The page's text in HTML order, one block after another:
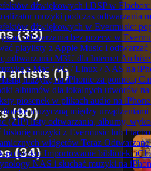
dźwiękowych i DSP w
muzyki podczas odtwarzania
dźwiękowych w Evermusic:
odtwarzania bez przerw w
playlisty z Apple Music i
odtwarzania M3U dla Internet
z Mac / PC / Linux / NAS na
muzykę na iPhonie za pomocą
albumów dla lokalnych utworów
piosenek w plikach audio na
muzyczną między
(ZIP) listy odtwarzania, albumy,
historię muzyki z Evermusic lub
widgetów Teraz
po kroku: Importowanie biblioteki
NAS i słuchać muzyki na